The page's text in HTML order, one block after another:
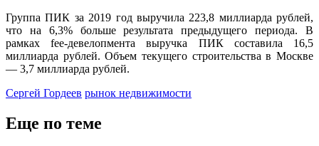
Группа ПИК за 2019 год выручила 223,8 миллиарда рублей,
что на 6,3% больше результата предыдущего периода. В
рамках fee-девелопмента выручка ПИК составила 16,5
миллиарда рублей. Объем текущего строительства в Москве
— 3,7 миллиарда рублей.
Сергей Гордеев рынок недвижимости
Еще по теме